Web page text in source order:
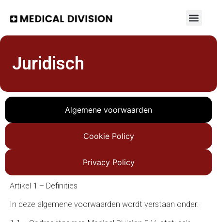
Juridisch
Algemene voorwaarden
Cookie Policy
Privacy Policy
Artikel 1 – Definities
In deze algemene voorwaarden wordt verstaan onder: